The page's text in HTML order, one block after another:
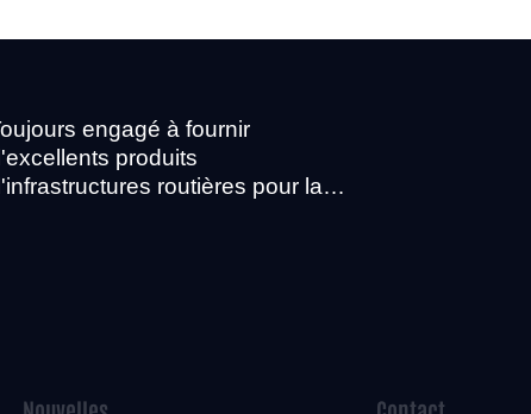
engagé à fournir
produits
routières pour la